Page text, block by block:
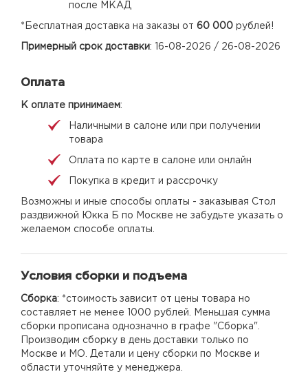
после МКАД
*Бесплатная доставка на заказы от 60 000 рублей!
Примерный срок доставки: 16-08-2026 / 26-08-2026
Оплата
К оплате принимаем:
Наличными в салоне или при получении
товара
Оплата по карте в салоне или онлайн
Покупка в кредит и рассрочку
Возможны и иные способы оплаты - заказывая Стол
раздвижной Юкка Б по Москве не забудьте указать о
желаемом способе оплаты.
Условия сборки и подъема
Сборка: *стоимость зависит от цены товара но
составляет не менее 1000 рублей. Меньшая сумма
сборки прописана однозначно в графе "Сборка".
Производим сборку в день доставки только по
Москве и МО. Детали и цену сборки по Москве и
области уточняйте у менеджера.